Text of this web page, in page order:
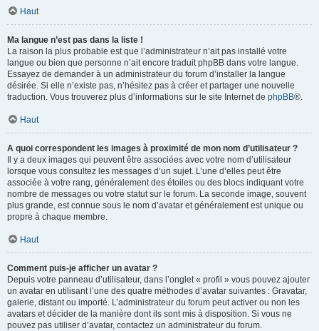
Haut
Ma langue n’est pas dans la liste !
La raison la plus probable est que l’administrateur n’ait pas installé votre
langue ou bien que personne n’ait encore traduit phpBB dans votre langue.
Essayez de demander à un administrateur du forum d’installer la langue
désirée. Si elle n’existe pas, n’hésitez pas à créer et partager une nouvelle
traduction. Vous trouverez plus d’informations sur le site Internet de phpBB®.
Haut
A quoi correspondent les images à proximité de mon nom d’utilisateur ?
Il y a deux images qui peuvent être associées avec votre nom d’utilisateur
lorsque vous consultez les messages d’un sujet. L’une d’elles peut être
associée à votre rang, généralement des étoiles ou des blocs indiquant votre
nombre de messages ou votre statut sur le forum. La seconde image, souvent
plus grande, est connue sous le nom d’avatar et généralement est unique ou
propre à chaque membre.
Haut
Comment puis-je afficher un avatar ?
Depuis votre panneau d’utilisateur, dans l’onglet « profil » vous pouvez ajouter
un avatar en utilisant l’une des quatre méthodes d’avatar suivantes : Gravatar,
galerie, distant ou importé. L’administrateur du forum peut activer ou non les
avatars et décider de la manière dont ils sont mis à disposition. Si vous ne
pouvez pas utiliser d’avatar, contactez un administrateur du forum.